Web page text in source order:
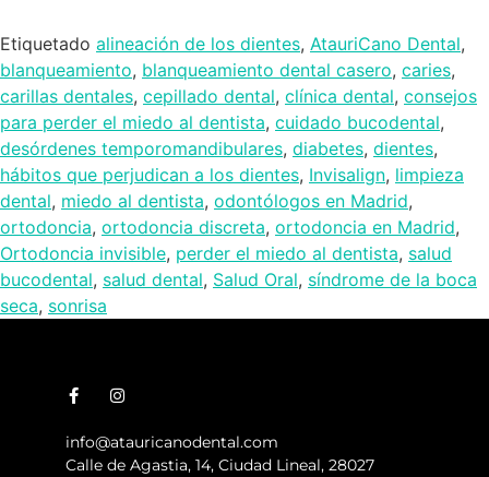
Etiquetado alineación de los dientes, AtauriCano Dental,
blanqueamiento, blanqueamiento dental casero, caries,
carillas dentales, cepillado dental, clínica dental, consejos
para perder el miedo al dentista, cuidado bucodental,
desórdenes temporomandibulares, diabetes, dientes,
hábitos que perjudican a los dientes, Invisalign, limpieza
dental, miedo al dentista, odontólogos en Madrid,
ortodoncia, ortodoncia discreta, ortodoncia en Madrid,
Ortodoncia invisible, perder el miedo al dentista, salud
bucodental, salud dental, Salud Oral, síndrome de la boca
seca, sonrisa
info@atauricanodental.com
Calle de Agastia, 14, Ciudad Lineal, 28027